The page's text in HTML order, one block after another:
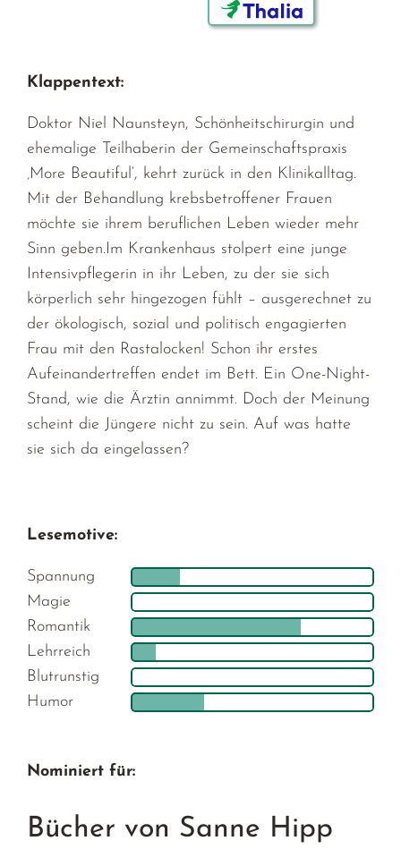
Klappentext:
Doktor Niel Naunsteyn, Schönheitschirurgin und
ehemalige Teilhaberin der Gemeinschaftspraxis
‚More Beautiful‘, kehrt zurück in den Klinikalltag.
Mit der Behandlung krebsbetroffener Frauen
möchte sie ihrem beruflichen Leben wieder mehr
Sinn geben.Im Krankenhaus stolpert eine junge
Intensivpflegerin in ihr Leben, zu der sie sich
körperlich sehr hingezogen fühlt – ausgerechnet zu
der ökologisch, sozial und politisch engagierten
Frau mit den Rastalocken! Schon ihr erstes
Aufeinandertreffen endet im Bett. Ein One-Night-
Stand, wie die Ärztin annimmt. Doch der Meinung
scheint die Jüngere nicht zu sein. Auf was hatte
sie sich da eingelassen?
Lesemotive:
Spannung
Magie
Romantik
Lehrreich
Blutrunstig
Humor
Nominiert für:
Bücher von Sanne Hipp